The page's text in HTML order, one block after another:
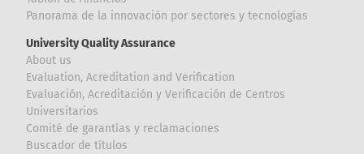
Panorama de la innovación por sectores y tecnologías
University Quality Assurance
About us
Evaluation, Acreditation and Verification
Evaluación, Acreditación y Verificación de Centros
Universitarios
Comité de garantías y reclamaciones
Buscador de títulos